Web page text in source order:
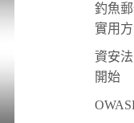
釣魚
實用
資安
開始